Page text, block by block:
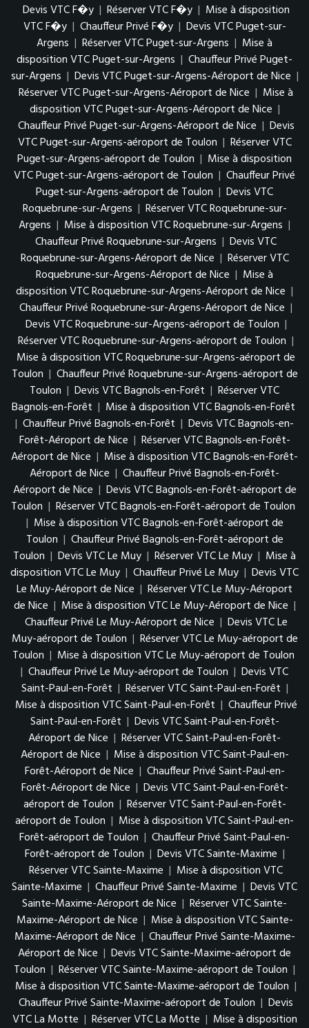
Devis VTC F�y | Réserver VTC F�y | Mise à disposition
VTC F�y | Chauffeur Privé F�y | Devis VTC Puget-sur-
Argens | Réserver VTC Puget-sur-Argens | Mise à
disposition VTC Puget-sur-Argens | Chauffeur Privé Puget-
sur-Argens | Devis VTC Puget-sur-Argens-Aéroport de Nice |
Réserver VTC Puget-sur-Argens-Aéroport de Nice | Mise à
disposition VTC Puget-sur-Argens-Aéroport de Nice |
Chauffeur Privé Puget-sur-Argens-Aéroport de Nice | Devis
VTC Puget-sur-Argens-aéroport de Toulon | Réserver VTC
Puget-sur-Argens-aéroport de Toulon | Mise à disposition
VTC Puget-sur-Argens-aéroport de Toulon | Chauffeur Privé
Puget-sur-Argens-aéroport de Toulon | Devis VTC
Roquebrune-sur-Argens | Réserver VTC Roquebrune-sur-
Argens | Mise à disposition VTC Roquebrune-sur-Argens |
Chauffeur Privé Roquebrune-sur-Argens | Devis VTC
Roquebrune-sur-Argens-Aéroport de Nice | Réserver VTC
Roquebrune-sur-Argens-Aéroport de Nice | Mise à
disposition VTC Roquebrune-sur-Argens-Aéroport de Nice |
Chauffeur Privé Roquebrune-sur-Argens-Aéroport de Nice |
Devis VTC Roquebrune-sur-Argens-aéroport de Toulon |
Réserver VTC Roquebrune-sur-Argens-aéroport de Toulon |
Mise à disposition VTC Roquebrune-sur-Argens-aéroport de
Toulon | Chauffeur Privé Roquebrune-sur-Argens-aéroport de
Toulon | Devis VTC Bagnols-en-Forêt | Réserver VTC
Bagnols-en-Forêt | Mise à disposition VTC Bagnols-en-Forêt
| Chauffeur Privé Bagnols-en-Forêt | Devis VTC Bagnols-en-
Forêt-Aéroport de Nice | Réserver VTC Bagnols-en-Forêt-
Aéroport de Nice | Mise à disposition VTC Bagnols-en-Forêt-
Aéroport de Nice | Chauffeur Privé Bagnols-en-Forêt-
Aéroport de Nice | Devis VTC Bagnols-en-Forêt-aéroport de
Toulon | Réserver VTC Bagnols-en-Forêt-aéroport de Toulon
| Mise à disposition VTC Bagnols-en-Forêt-aéroport de
Toulon | Chauffeur Privé Bagnols-en-Forêt-aéroport de
Toulon | Devis VTC Le Muy | Réserver VTC Le Muy | Mise à
disposition VTC Le Muy | Chauffeur Privé Le Muy | Devis VTC
Le Muy-Aéroport de Nice | Réserver VTC Le Muy-Aéroport
de Nice | Mise à disposition VTC Le Muy-Aéroport de Nice |
Chauffeur Privé Le Muy-Aéroport de Nice | Devis VTC Le
Muy-aéroport de Toulon | Réserver VTC Le Muy-aéroport de
Toulon | Mise à disposition VTC Le Muy-aéroport de Toulon
| Chauffeur Privé Le Muy-aéroport de Toulon | Devis VTC
Saint-Paul-en-Forêt | Réserver VTC Saint-Paul-en-Forêt |
Mise à disposition VTC Saint-Paul-en-Forêt | Chauffeur Privé
Saint-Paul-en-Forêt | Devis VTC Saint-Paul-en-Forêt-
Aéroport de Nice | Réserver VTC Saint-Paul-en-Forêt-
Aéroport de Nice | Mise à disposition VTC Saint-Paul-en-
Forêt-Aéroport de Nice | Chauffeur Privé Saint-Paul-en-
Forêt-Aéroport de Nice | Devis VTC Saint-Paul-en-Forêt-
aéroport de Toulon | Réserver VTC Saint-Paul-en-Forêt-
aéroport de Toulon | Mise à disposition VTC Saint-Paul-en-
Forêt-aéroport de Toulon | Chauffeur Privé Saint-Paul-en-
Forêt-aéroport de Toulon | Devis VTC Sainte-Maxime |
Réserver VTC Sainte-Maxime | Mise à disposition VTC
Sainte-Maxime | Chauffeur Privé Sainte-Maxime | Devis VTC
Sainte-Maxime-Aéroport de Nice | Réserver VTC Sainte-
Maxime-Aéroport de Nice | Mise à disposition VTC Sainte-
Maxime-Aéroport de Nice | Chauffeur Privé Sainte-Maxime-
Aéroport de Nice | Devis VTC Sainte-Maxime-aéroport de
Toulon | Réserver VTC Sainte-Maxime-aéroport de Toulon |
Mise à disposition VTC Sainte-Maxime-aéroport de Toulon |
Chauffeur Privé Sainte-Maxime-aéroport de Toulon | Devis
VTC La Motte | Réserver VTC La Motte | Mise à disposition